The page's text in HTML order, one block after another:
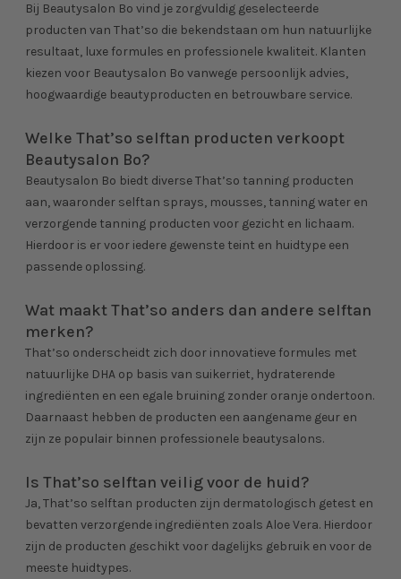
Bij Beautysalon Bo vind je zorgvuldig geselecteerde
producten van That’so die bekendstaan om hun natuurlijke
resultaat, luxe formules en professionele kwaliteit. Klanten
kiezen voor Beautysalon Bo vanwege persoonlijk advies,
hoogwaardige beautyproducten en betrouwbare service.
Welke That’so selftan producten verkoopt
Beautysalon Bo?
Beautysalon Bo biedt diverse That’so tanning producten
aan, waaronder selftan sprays, mousses, tanning water en
verzorgende tanning producten voor gezicht en lichaam.
Hierdoor is er voor iedere gewenste teint en huidtype een
passende oplossing.
Wat maakt That’so anders dan andere selftan
merken?
That’so onderscheidt zich door innovatieve formules met
natuurlijke DHA op basis van suikerriet, hydraterende
ingrediënten en een egale bruining zonder oranje ondertoon.
Daarnaast hebben de producten een aangename geur en
zijn ze populair binnen professionele beautysalons.
Is That’so selftan veilig voor de huid?
Ja, That’so selftan producten zijn dermatologisch getest en
bevatten verzorgende ingrediënten zoals Aloe Vera. Hierdoor
zijn de producten geschikt voor dagelijks gebruik en voor de
meeste huidtypes.